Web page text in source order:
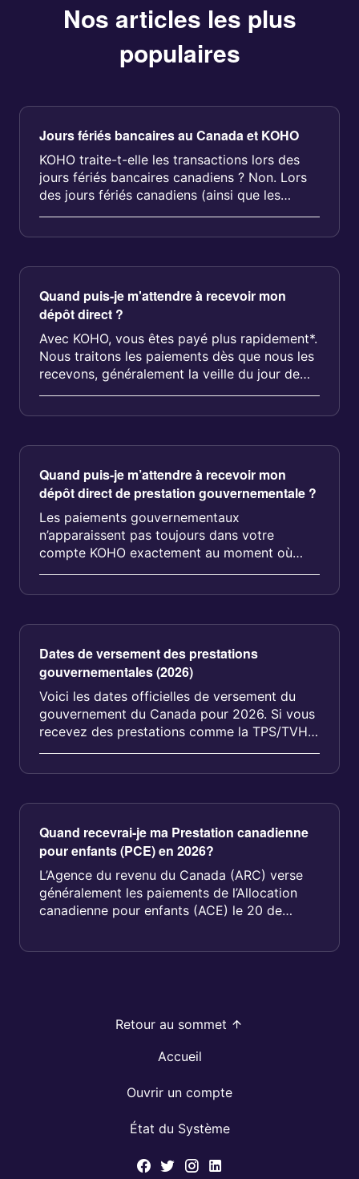
Nos articles les plus
populaires
Jours fériés bancaires au Canada et KOHO
KOHO traite-t-elle les transactions lors des
jours fériés bancaires canadiens ? Non. Lors
des jours fériés canadiens (ainsi que les
dimanches), KOHO suspend les...
Quand puis-je m'attendre à recevoir mon
dépôt direct ?
Avec KOHO, vous êtes payé plus rapidement*.
Nous traitons les paiements dès que nous les
recevons, généralement la veille du jour de
paie. Si quelque chose surv...
Quand puis-je m’attendre à recevoir mon
dépôt direct de prestation gouvernementale ?
Les paiements gouvernementaux
n’apparaissent pas toujours dans votre
compte KOHO exactement au moment où
vous les attendez. Même s’ils ...
Dates de versement des prestations
gouvernementales (2026)
Voici les dates officielles de versement du
gouvernement du Canada pour 2026. Si vous
recevez des prestations comme la TPS/TVH,
l’ACE, le RPC, la SV, le POSPH o...
Quand recevrai-je ma Prestation canadienne
pour enfants (PCE) en 2026?
L’Agence du revenu du Canada (ARC) verse
généralement les paiements de l’Allocation
canadienne pour enfants (ACE) le 20 de
Retour au sommet
Accueil
Ouvrir un compte
État du Système